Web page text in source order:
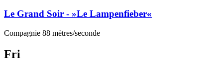
Le Grand Soir - »Le Lampenfieber«
Compagnie 88 mètres/seconde
Fri